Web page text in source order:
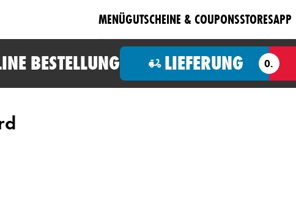
MENÜGUTSCHEINE & COUPONSSTORESAPP
BESTELLUNG LIEFERUNG O.